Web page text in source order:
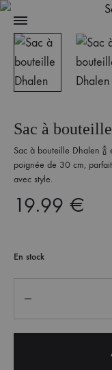
Sac à
Sac à bouteille Dhalen
poignée de 30 cm,
avec style.
19.99 €
En stock